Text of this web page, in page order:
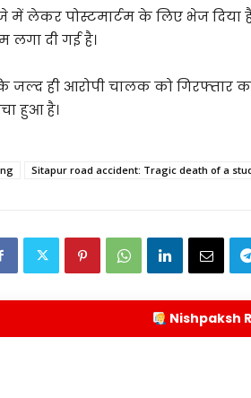
लेकर पोस्टमार्टम के लिए भेज दिया
लगा दी गई है।
ही आरोपी चालक को गिरफ्तार
हुआ है।
Sitapur road accident: Tragic death of a
Nishpaksh